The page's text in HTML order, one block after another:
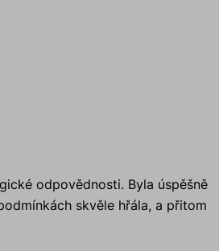
odpovědnosti. Byla úspěšně
skvěle hřála, a přitom